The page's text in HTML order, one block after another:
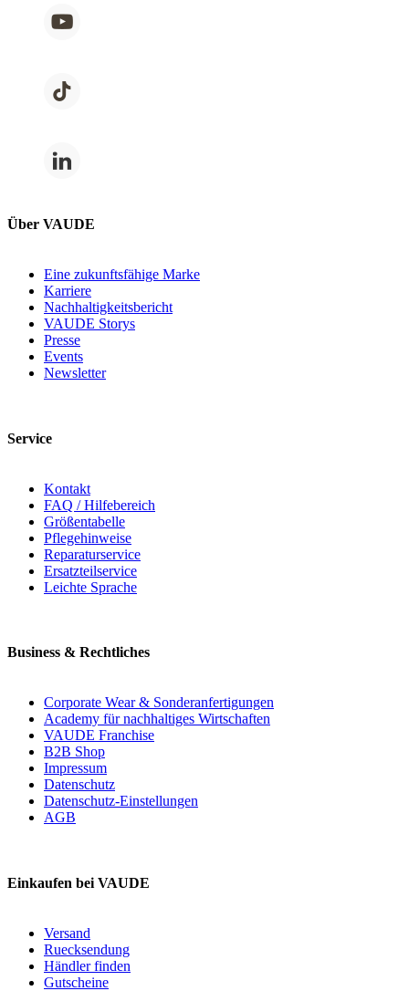
Über VAUDE
Eine zukunftsfähige Marke
Karriere
Nachhaltigkeitsbericht
VAUDE Storys
Presse
Events
Newsletter
Service
Kontakt
FAQ / Hilfebereich
Größentabelle
Pflegehinweise
Reparaturservice
Ersatzteilservice
Leichte Sprache
Business & Rechtliches
Corporate Wear & Sonderanfertigungen
Academy für nachhaltiges Wirtschaften
VAUDE Franchise
B2B Shop
Impressum
Datenschutz
Datenschutz-Einstellungen
AGB
Einkaufen bei VAUDE
Versand
Ruecksendung
Händler finden
Gutscheine